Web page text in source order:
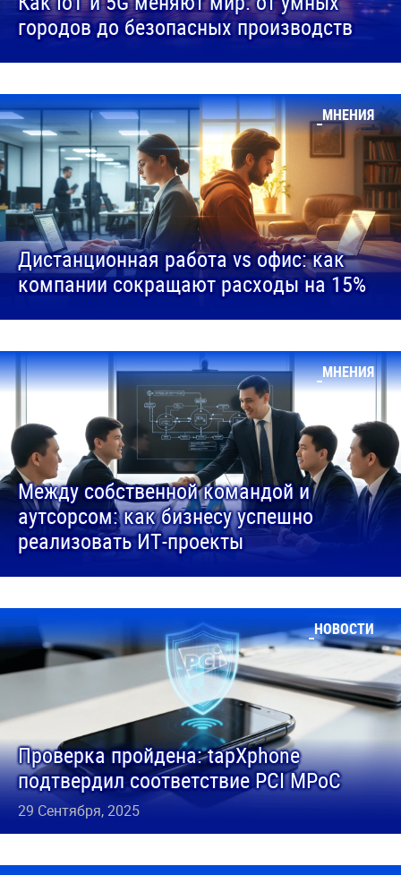
городов до безопасных производств
МНЕНИЯ
Дистанционная работа vs офис: как
компании сокращают расходы на 15%
МНЕНИЯ
Между собственной командой и
аутсорсом: как бизнесу успешно
реализовать ИТ-проекты
НОВОСТИ
Проверка пройдена: tapXphone
подтвердил соответствие PCI MPoC
29 Сентября, 2025